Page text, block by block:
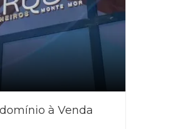
à Venda